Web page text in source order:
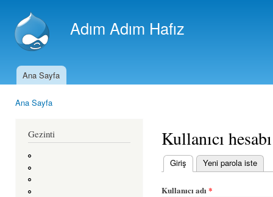
Adım Adım Hafız
Ana menü
Ana Sayfa
Ana Sayfa
Gezinti Kullanıcı hesabı
Birincil sekmeler
Giriş (etkin sekme)
Yeni parola iste
Kullanıcı adı *